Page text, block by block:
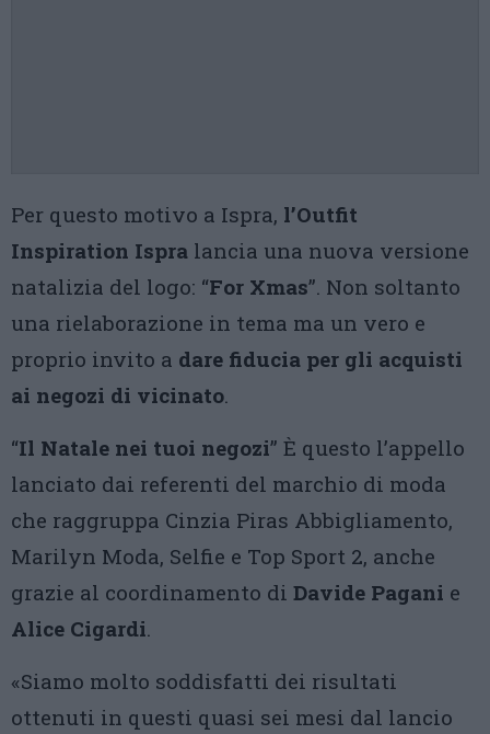
Per questo motivo a Ispra, l’Outfit
Inspiration Ispra lancia una nuova versione
natalizia del logo: “For Xmas”. Non soltanto
una rielaborazione in tema ma un vero e
proprio invito a dare fiducia per gli acquisti
ai negozi di vicinato.
“Il Natale nei tuoi negozi” È questo l’appello
lanciato dai referenti del marchio di moda
che raggruppa Cinzia Piras Abbigliamento,
Marilyn Moda, Selfie e Top Sport 2, anche
grazie al coordinamento di Davide Pagani e
Alice Cigardi.
«Siamo molto soddisfatti dei risultati
ottenuti in questi quasi sei mesi dal lancio